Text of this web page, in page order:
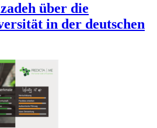
über die
in der deutschen